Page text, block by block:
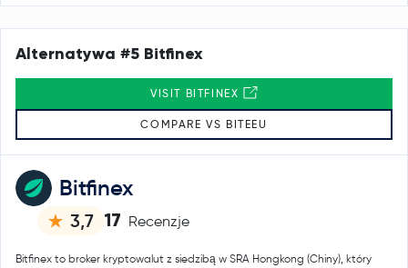
Bitfinex
3,7 17 Recenzje
Bitfinex to broker kryptowalut z siedzibą w SRA Hongkong (Chiny), który
Alternatywa #5 Bitfinex
VISIT BITFINEX
COMPARE VS BITEEU